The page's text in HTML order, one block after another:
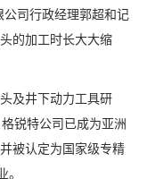
公司行政经理郭超和记
的加工时长大大缩
及井下动力工具研
锐特公司已成为亚洲
被认定为国家级专精
。